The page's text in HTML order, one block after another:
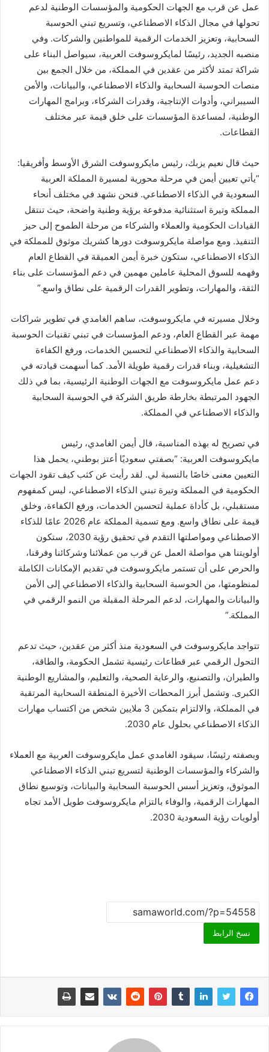
عمل عن قرب مع الجهات الحكومية والمؤسسات الوطنية لدعم
تحولها في مجال الذكاء الاصطناعي، وتسريع تبني الحوسبة
السحابية، وتعزيز الخدمات الرقمية للمواطنين والشركات. وفي
منصبه الجديد، رئيسًا لمايكروسوفت العربية، سيواصل البناء على
شراكة تمتد لأكثر من عقدين في المملكة، من خلال الجمع بين
منصات الحوسبة السحابية والذكاء الاصطناعي، والبيانات، والأمن
السيبراني، وأدوات الإنتاجية، وقدرات الشركاء، وبرامج المهارات
الوطنية، لمساعدة المؤسسات على خلق قيمة عبر مختلف
القطاعات.
حيث قال نعيم يزبك، رئيس مايكروسوفت الشرق الأوسط وأفريقيا:
“يأتي تعيين أيمن في مرحلة محورية لمسيرة المملكة العربية
السعودية في الذكاء الاصطناعي. فنحن نشهد في مختلف أنحاء
المملكة وتيرة استثنائية مدفوعة برؤية وطنية واضحة، حيث تنتقل
القيادات الحكومية والعملاء والشركاء من مرحلة الطموح إلى حيز
التنفيذ. ومع مواصلة مايكروسوفت دورها كشريك موثوق للمملكة في
الذكاء الاصطناعي، ستكون خبرة أيمن العميقة في القطاع العام
وفهمه للسوق المحلية عاملين مهمين في دعم المؤسسات على بناء
الثقة، والمهارات، وتطوير القدرات الرقمية على نطاق واسع.”
وخلال مسيرته في مايكروسوفت، ساهم الغامدي في تطوير شراكات
مهمة عبر القطاع العام، ودعم المؤسسات في تبني تقنيات الحوسبة
السحابية والذكاء الاصطناعي لتحسين الخدمات، ورفع الكفاءة
التشغيلية، وبناء قدرات رقمية طويلة الأمد. كما أسهمت قيادته في
دعم عمل مايكروسوفت مع الجهات الوطنية الرئيسية، بما في ذلك
الجهود المرتبطة بخارطة طريق الشركة في الحوسبة السحابية
والذكاء الاصطناعي في المملكة.
في تصريح له بهذه المناسبة، قال أيمن الغامدي، رئيس
مايكروسوفت العربية: “بصفتي سعوديًا أعتز بوطني، يحمل هذا
التعيين معنى خاصًا بالنسبة لي. لقد رأيت عن كثب كيف تقود الجهات
الحكومية في المملكة وتيرة تبني الذكاء الاصطناعي، ليس كمفهوم
مستقبلي، بل كأداة عملية لتحسين الخدمات، ورفع الكفاءة، وخلق
قيمة على نطاق واسع. ومع تسمية المملكة عام 2026 عامًا للذكاء
الاصطناعي ومواصلتها التقدم في تحقيق رؤية 2030، ستكون
أولويتنا هي مواصلة العمل عن قرب من عملائنا وشركائنا وفرقنا،
والحرص على أن تستمر مايكروسوفت في تقديم الإمكانات الكاملة
لمنظومتها، من الحوسبة السحابية والذكاء الاصطناعي إلى الأمن
والبيانات والمهارات، لدعم المرحلة المقبلة من النمو الرقمي في
المملكة.”
تتواجد مايكروسوفت في السعودية منذ أكثر من عقدين، حيث تدعم
التحول الرقمي عبر قطاعات رئيسية تشمل الحكومة، والطاقة،
والطيران، والتصنيع، والرعاية الصحية، والتعليم، والمشاريع الوطنية
الكبرى. وتشمل أبرز المحطات الأخيرة المنطقة السحابية المرتقبة
في المملكة، والالتزام بتمكين 3 ملايين شخص من اكتساب مهارات
الذكاء الاصطناعي بحلول عام 2030.
وبصفته رئيسًا، سيقود الغامدي عمل مايكروسوفت العربية مع العملاء
والشركاء والمؤسسات الوطنية لتسريع تبني الذكاء الاصطناعي
الموثوق، وتعزيز أسس الحوسبة السحابية والبيانات، وتوسيع نطاق
المهارات الرقمية، والوفاء بالتزام مايكروسوفت طويل الأمد تجاه
أولويات رؤية السعودية 2030.
نسخ الرابط